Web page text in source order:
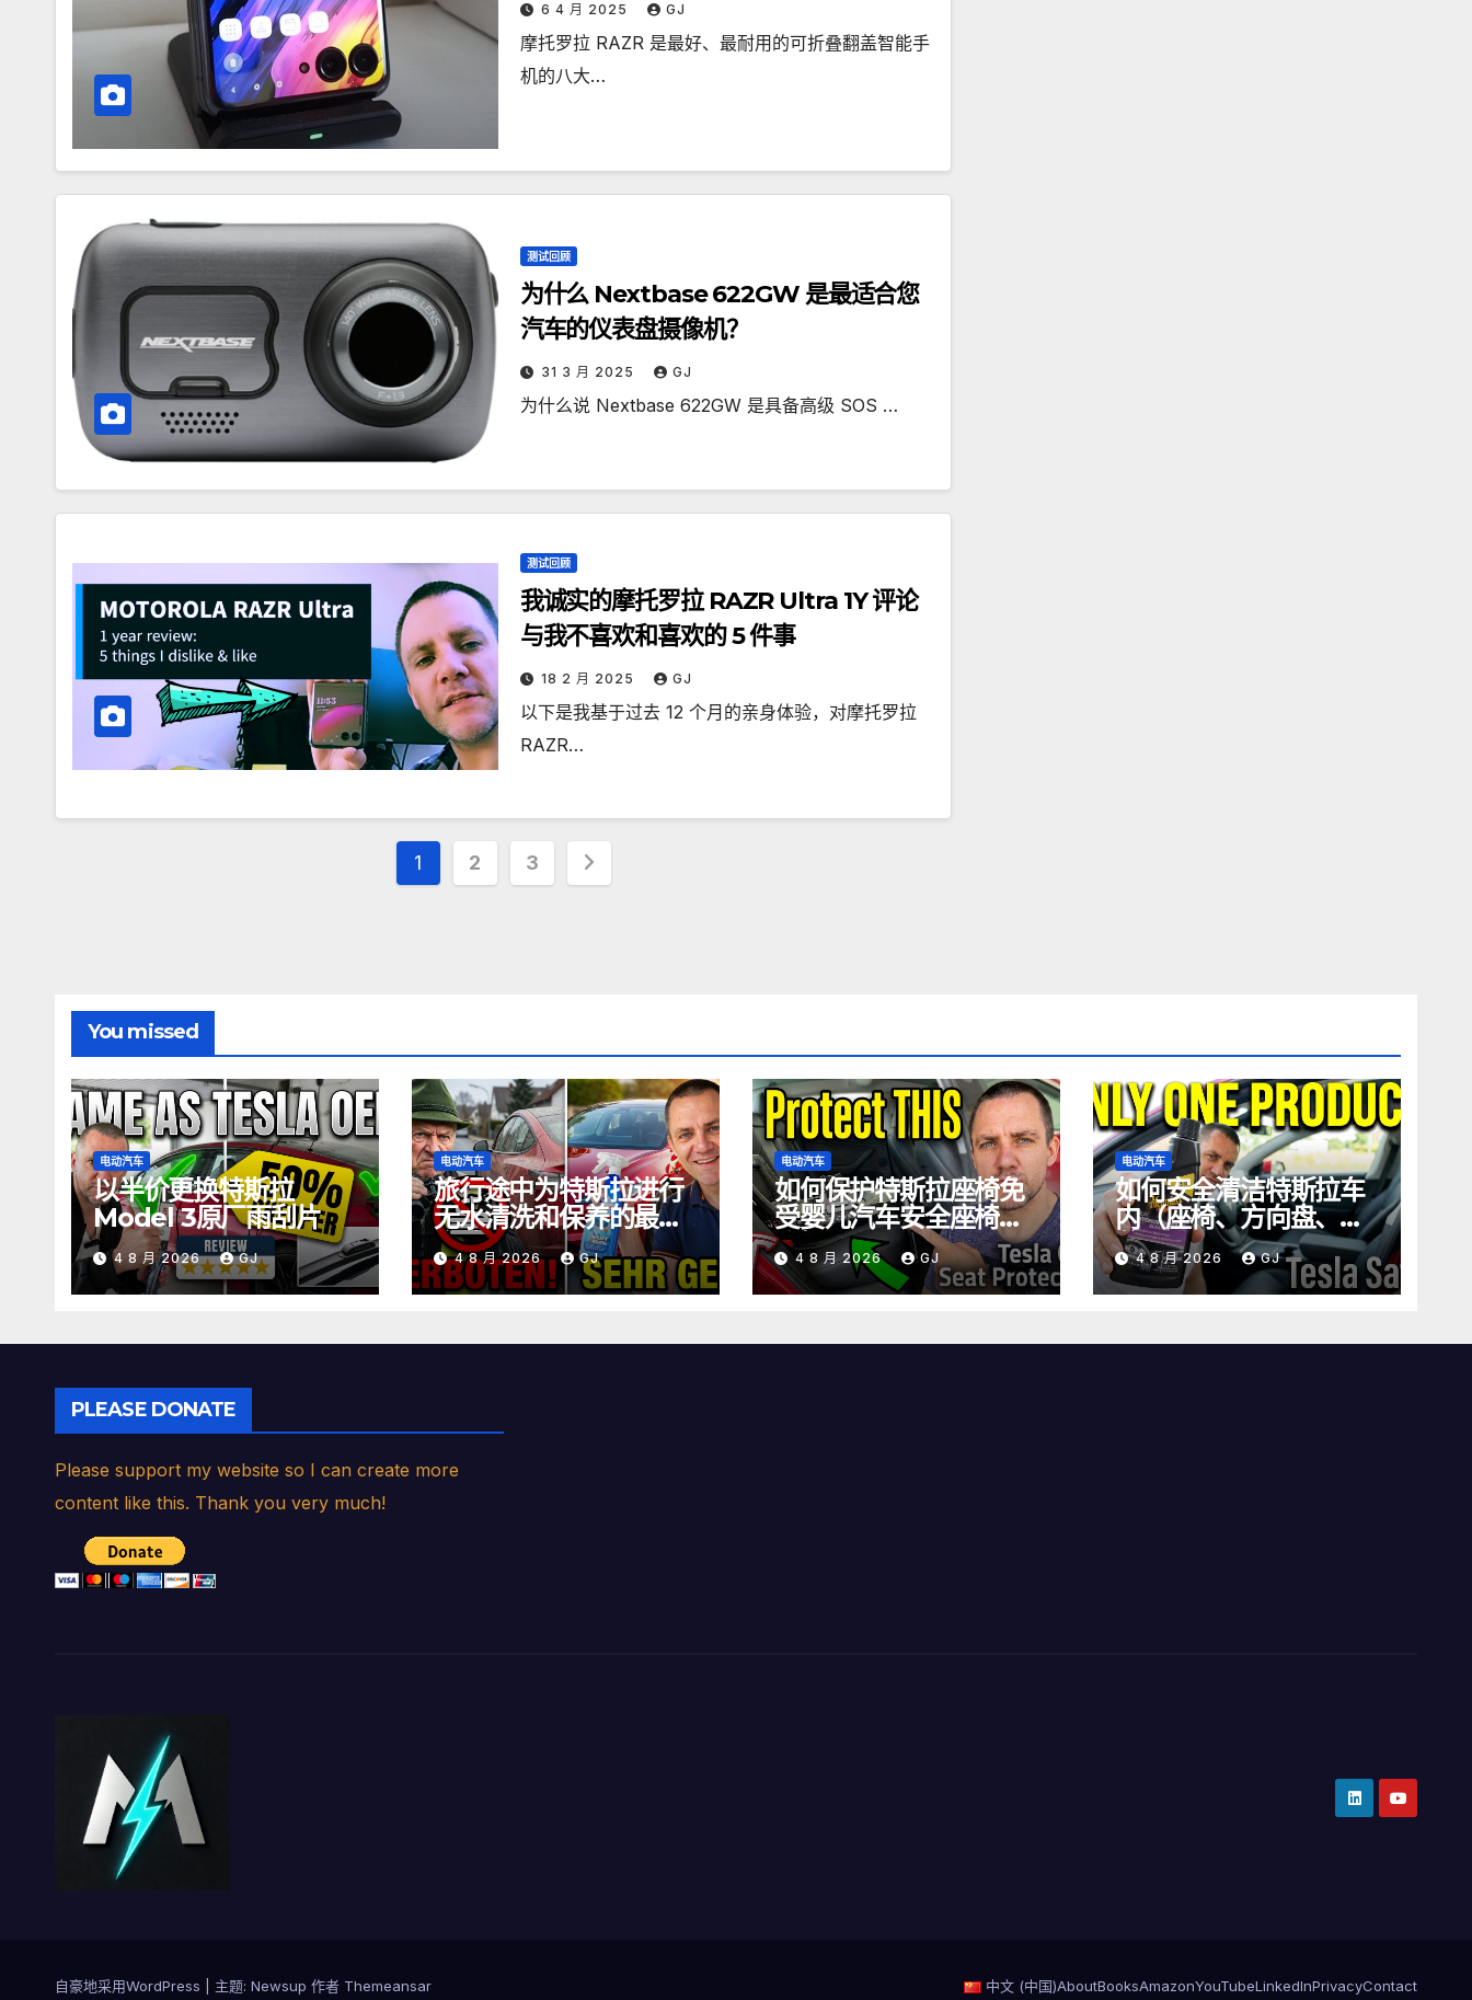
6 4 月 2025 GJ
摩托罗拉 RAZR 是最好、最耐用的可折叠翻盖智能手
机的八大…
测试回顾
为什么 Nextbase 622GW 是最适合您
汽车的仪表盘摄像机？
31 3 月 2025 GJ
为什么说 Nextbase 622GW 是具备高级 SOS …
测试回顾
我诚实的摩托罗拉 RAZR Ultra 1Y 评论
与我不喜欢和喜欢的 5 件事
18 2 月 2025 GJ
以下是我基于过去 12 个月的亲身体验，对摩托罗拉
RAZR…
文
1 2 3
You missed
电动汽车
以半价更换特斯拉
Model 3原厂雨刮片
4 8 月 2026 GJ
电动汽车
旅行途中为特斯拉进行
无水清洗和保养的最佳
方法
4 8 月 2026 GJ
电动汽车
如何保护特斯拉座椅免
受婴儿汽车安全座椅的
磨损
4 8 月 2026 GJ
电动汽车
如何安全清洁特斯拉车
内（座椅、方向盘、屏
幕）
4 8 月 2026 GJ
PLEASE DONATE
Please support my website so I can create more
content like this. Thank you very much!
自豪地采用WordPress 主题: Newsup 作者 Themeansar 中文 (中国)AboutBooksAmazonYouTubeLinkedInPrivacyContact